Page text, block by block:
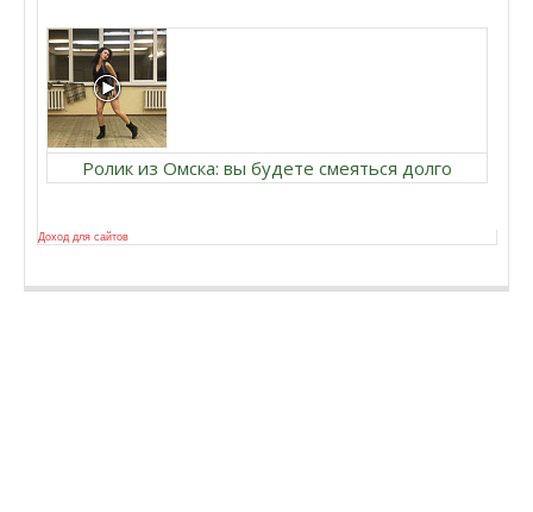
Ролик из Омска: вы будете смеяться долго
Доход для сайтов